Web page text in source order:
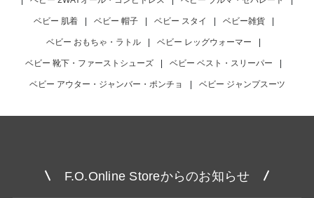
ベビー 肌着 ベビー 帽子 ベビー スタイ ベビー雑貨
ベビー おもちゃ・ラトル ベビー レッグウォーマー
ベビー 靴下・ファーストシューズ ベビー ベスト・スリーパー
ベビー アウター・ジャンバー・ポンチョ ベビー ジャンプスーツ
F.O.Online Storeからのお知らせ